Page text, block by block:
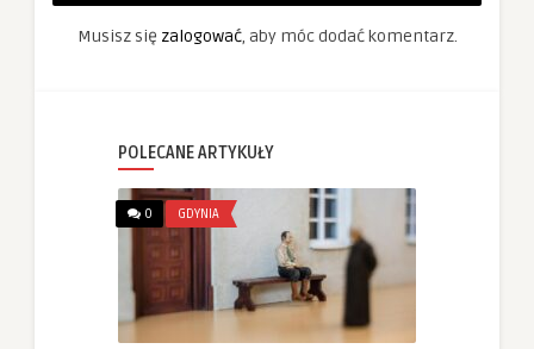
Musisz się zalogować, aby móc dodać komentarz.
POLECANE ARTYKUŁY
0 GDYNIA